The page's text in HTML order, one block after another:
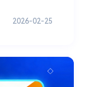
2026-02-25